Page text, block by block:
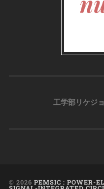
工学部リケジ
© 2026 PEMSIC : POWER-